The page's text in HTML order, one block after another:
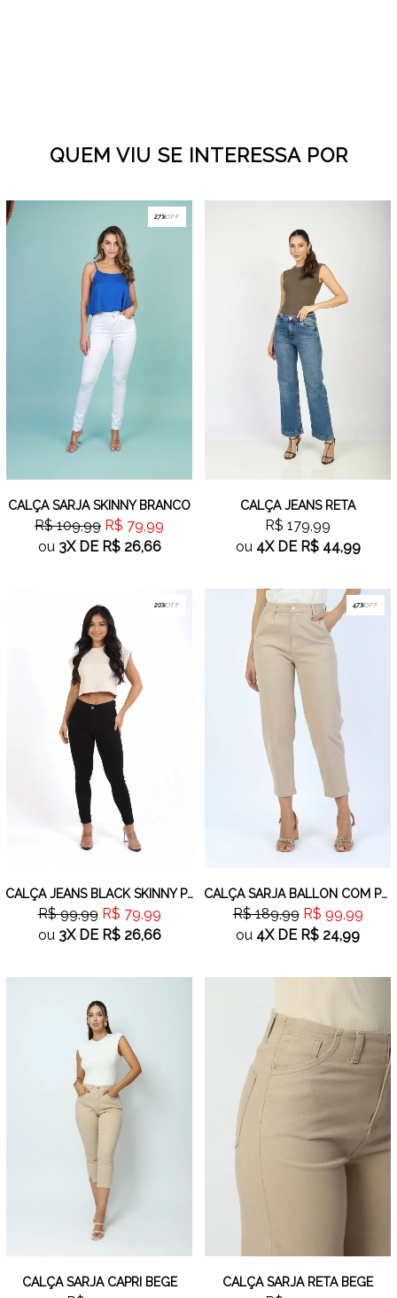
QUEM VIU SE INTERESSA POR
27%OFF
CALÇA SARJA SKINNY BRANCO
R$ 109,99 R$ 79,99
ou 3XDE R$ 26,66
CALÇA JEANS RETA
R$ 179,99
ou 4XDE R$ 44,99
20%OFF
CALÇA JEANS BLACK SKINNY PRETO
R$ 99,99 R$ 79,99
ou 3XDE R$ 26,66
47%OFF
CALÇA SARJA BALLON COM PREGAS BEGE
R$ 189,99 R$ 99,99
ou 4XDE R$ 24,99
CALÇA SARJA CAPRI BEGE CALÇA SARJA RETA BEGE